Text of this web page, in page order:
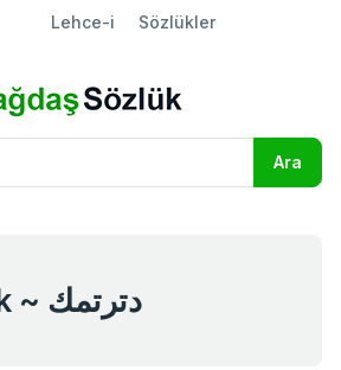
Lehce-i Sözlükler
titretmek ~ دترتمك